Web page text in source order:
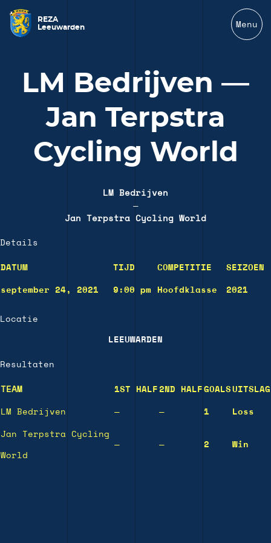
REZA
Leeuwarden
Menu
LM Bedrijven —
Jan Terpstra
Cycling World
LM Bedrijven
—
Jan Terpstra Cycling World
Details
DATUM TIJD COMPETITIE SEIZOEN
september 24, 2021 9:00 pm Hoofdklasse 2021
Locatie
LEEUWARDEN
Resultaten
TEAM 1ST HALF 2ND HALF GOALS UITSLAG
LM Bedrijven — — 1 Loss
Jan Terpstra Cycling
World
— — 2 Win